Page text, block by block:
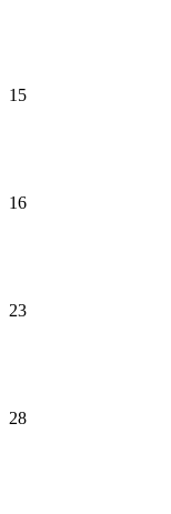
15
16
23
28